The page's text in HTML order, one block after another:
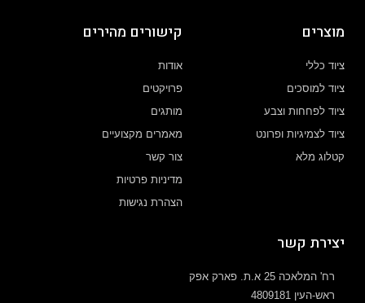
מוצרים
ציוד כללי
ציוד למוסכים
ציוד לפחחות וצבע
ציוד לצמיגיות ופרונט
קטלוג מלא
קישורים מהירים
אודות
פרויקטים
מותגים
מאמרים מקצועיים
צור קשר
מדיניות פרטיות
הצהרת נגישות
יצירת קשר
רח' המלאכה 25 א.ת. פארק אפק
ראש-העין 4809181